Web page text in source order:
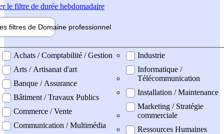
le filtre de durée hebdomadaire
filtres de Domaine professionnel
professionel
Achats / Comptabilité / Gestion
Arts / Artisanat d'art
Banque / Assurance
Bâtiment / Travaux Publics
Commerce / Vente
Communication / Multimédia
Industrie
Informatique /
Télécommunication
Installation / Maintenance
Marketing / Stratégie
commerciale
Ressources Humaines